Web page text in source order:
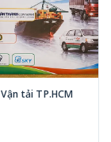
tải TP.HCM